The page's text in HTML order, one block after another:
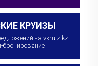
КРУИЗЫ
на vkruiz.kz
бронирование